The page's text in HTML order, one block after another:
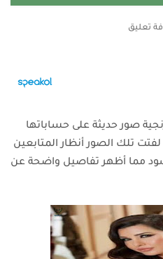
تعليق
صور حديثة على حساباتها
تلك الصور أنظار المتابعين
مما أظهر تفاصيل واضحة عن